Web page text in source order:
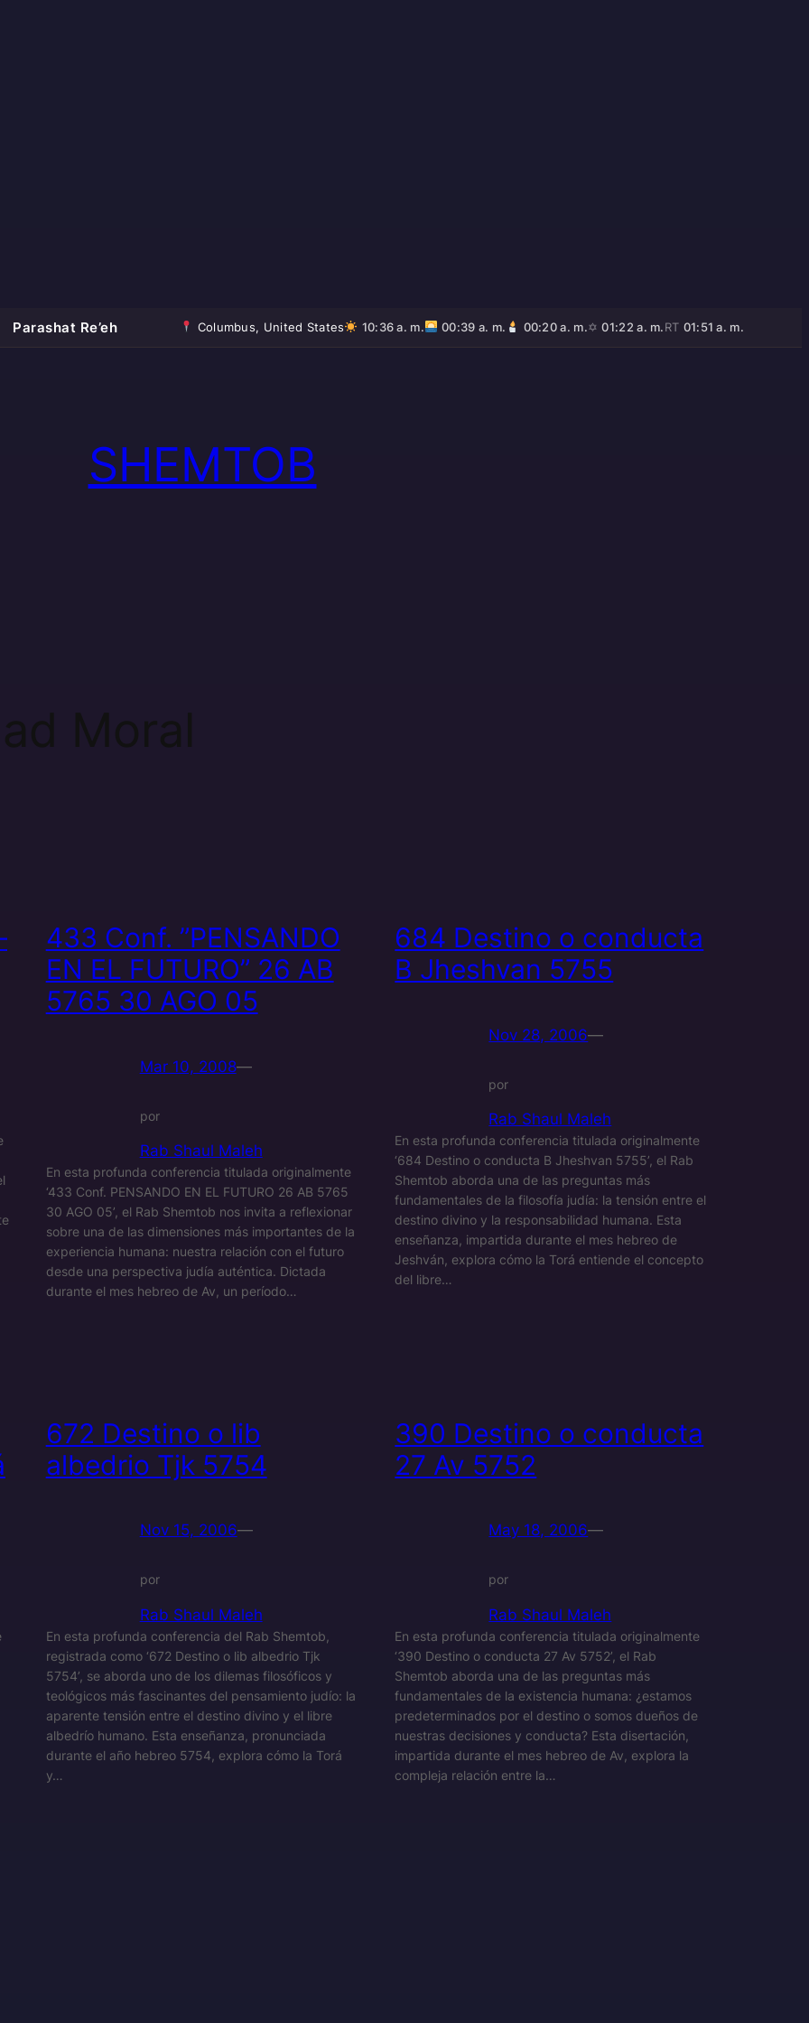
Parashat Re’eh Columbus, United States 10:36 a. m. 00:39 a. m. 00:20 a. m.✡01:22 a. m.RT 01:51 a. m.
SHEMTOB
Moral
433 Conf. ”PENSANDO
EN EL FUTURO” 26 AB
5765 30 AGO 05
Mar 10, 2008—
por
Rab Shaul Maleh
En esta profunda conferencia titulada originalmente
‘433 Conf. PENSANDO EN EL FUTURO 26 AB 5765
30 AGO 05’, el Rab Shemtob nos invita a reflexionar
sobre una de las dimensiones más importantes de la
experiencia humana: nuestra relación con el futuro
desde una perspectiva judía auténtica. Dictada
durante el mes hebreo de Av, un período…
684 Destino o conducta
B Jheshvan 5755
Nov 28, 2006—
por
Rab Shaul Maleh
En esta profunda conferencia titulada originalmente
‘684 Destino o conducta B Jheshvan 5755’, el Rab
Shemtob aborda una de las preguntas más
fundamentales de la filosofía judía: la tensión entre el
destino divino y la responsabilidad humana. Esta
enseñanza, impartida durante el mes hebreo de
Jeshván, explora cómo la Torá entiende el concepto
del libre…
672 Destino o lib
albedrio Tjk 5754
Nov 15, 2006—
por
Rab Shaul Maleh
En esta profunda conferencia del Rab Shemtob,
registrada como ‘672 Destino o lib albedrio Tjk
5754’, se aborda uno de los dilemas filosóficos y
teológicos más fascinantes del pensamiento judío: la
aparente tensión entre el destino divino y el libre
albedrío humano. Esta enseñanza, pronunciada
durante el año hebreo 5754, explora cómo la Torá
y…
390 Destino o conducta
27 Av 5752
May 18, 2006—
por
Rab Shaul Maleh
En esta profunda conferencia titulada originalmente
‘390 Destino o conducta 27 Av 5752’, el Rab
Shemtob aborda una de las preguntas más
fundamentales de la existencia humana: ¿estamos
predeterminados por el destino o somos dueños de
nuestras decisiones y conducta? Esta disertación,
impartida durante el mes hebreo de Av, explora la
compleja relación entre la…